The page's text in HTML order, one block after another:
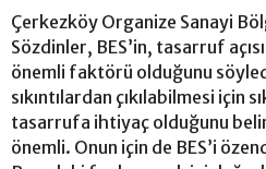
Çerkezköy Organize Sanayi
Sözdinler, BES’in, tasarruf
önemli faktörü olduğunu
sıkıntılardan çıkılabilmesi için
tasarrufa ihtiyaç olduğunu
önemli. Onun için de BES’i